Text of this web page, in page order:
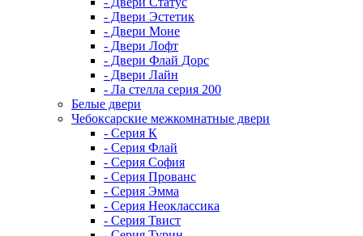
- Двери Эстетик
- Двери Моне
- Двери Лофт
- Двери Флай Дорс
- Двери Лайн
- Ла стелла серия 200
Белые двери
Чебоксарские межкомнатные двери
- Серия К
- Серия Флай
- Серия София
- Серия Прованс
- Серия Эмма
- Серия Неоклассика
- Серия Твист